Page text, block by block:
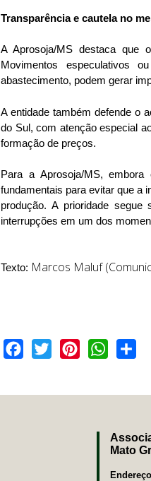
Transparência e cautela no
A Aprosoja/MS destaca que
Movimentos especulativos
abastecimento, podem gerar
A entidade também defende o
do Sul, com atenção especial
formação de preços.
Para a Aprosoja/MS,
fundamentais para evitar que a
produção. A prioridade
interrupções em um dos
Texto: Marcos Maluf
Facebook
Twitter PinterestWhatsApp
Mato